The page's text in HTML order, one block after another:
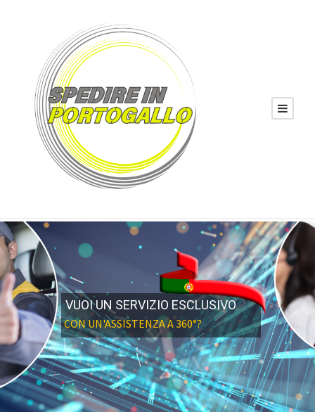
CON UN'ASSISTENZA A 360°?
VUOI UN SERVIZIO ESCLUSIVO